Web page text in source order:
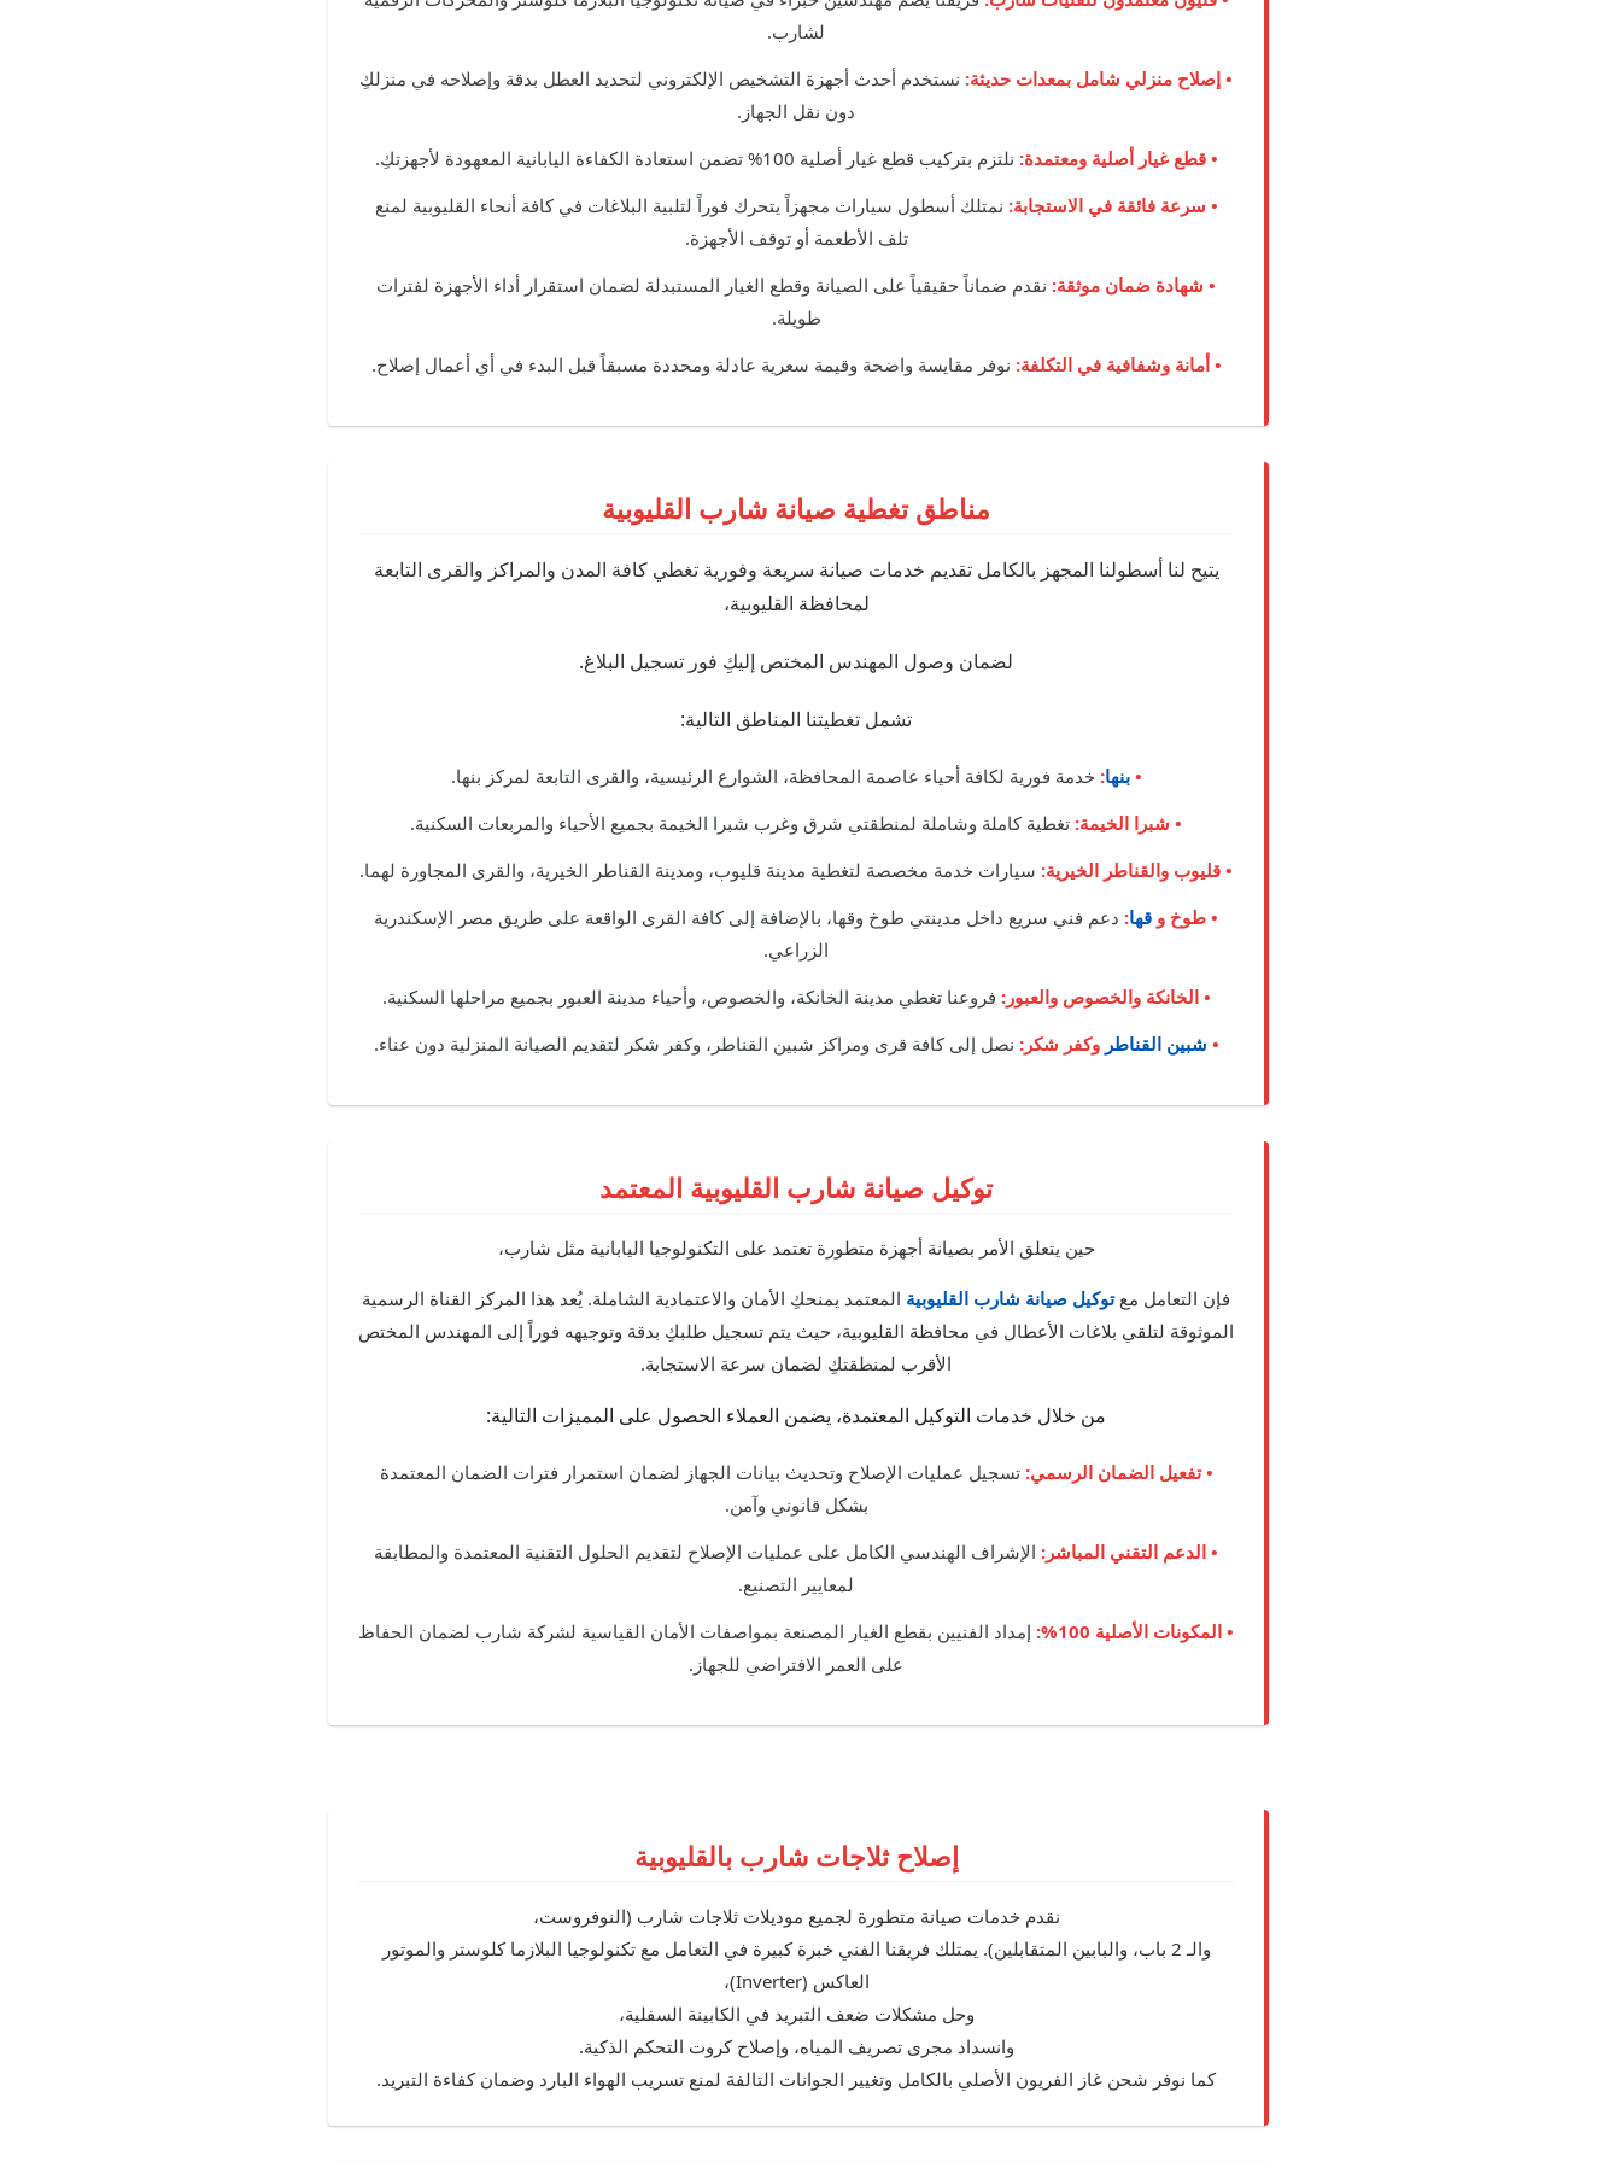
لشارب.
• إصلاح منزلي شامل بمعدات حديثة: نستخدم أحدث أجهزة التشخيص الإلكتروني لتحديد العطل بدقة وإصلاحه في منزلكِ
دون نقل الجهاز.
• قطع غيار أصلية ومعتمدة: نلتزم بتركيب قطع غيار أصلية 100% تضمن استعادة الكفاءة اليابانية المعهودة لأجهزتكِ.
• سرعة فائقة في الاستجابة: نمتلك أسطول سيارات مجهزاً يتحرك فوراً لتلبية البلاغات في كافة أنحاء القليوبية لمنع
تلف الأطعمة أو توقف الأجهزة.
• شهادة ضمان موثقة: نقدم ضماناً حقيقياً على الصيانة وقطع الغيار المستبدلة لضمان استقرار أداء الأجهزة لفترات
طويلة.
• أمانة وشفافية في التكلفة: نوفر مقايسة واضحة وقيمة سعرية عادلة ومحددة مسبقاً قبل البدء في أي أعمال إصلاح.
مناطق تغطية صيانة شارب القليوبية
يتيح لنا أسطولنا المجهز بالكامل تقديم خدمات صيانة سريعة وفورية تغطي كافة المدن والمراكز والقرى التابعة
لمحافظة القليوبية،
لضمان وصول المهندس المختص إليكِ فور تسجيل البلاغ.
تشمل تغطيتنا المناطق التالية:
•بنها: خدمة فورية لكافة أحياء عاصمة المحافظة، الشوارع الرئيسية، والقرى التابعة لمركز بنها.
• شبرا الخيمة: تغطية كاملة وشاملة لمنطقتي شرق وغرب شبرا الخيمة بجميع الأحياء والمربعات السكنية.
• قليوب والقناطر الخيرية: سيارات خدمة مخصصة لتغطية مدينة قليوب، ومدينة القناطر الخيرية، والقرى المجاورة لهما.
• طوخ و قها: دعم فني سريع داخل مدينتي طوخ وقها، بالإضافة إلى كافة القرى الواقعة على طريق مصر الإسكندرية
الزراعي.
• الخانكة والخصوص والعبور: فروعنا تغطي مدينة الخانكة، والخصوص، وأحياء مدينة العبور بجميع مراحلها السكنية.
• شبين القناطر وكفر شكر: نصل إلى كافة قرى ومراكز شبين القناطر، وكفر شكر لتقديم الصيانة المنزلية دون عناء.
توكيل صيانة شارب القليوبية المعتمد
حين يتعلق الأمر بصيانة أجهزة متطورة تعتمد على التكنولوجيا اليابانية مثل شارب،
فإن التعامل معتوكيل صيانة شارب القليوبية المعتمد يمنحكِ الأمان والاعتمادية الشاملة. يُعد هذا المركز القناة الرسمية
الموثوقة لتلقي بلاغات الأعطال في محافظة القليوبية، حيث يتم تسجيل طلبكِ بدقة وتوجيهه فوراً إلى المهندس المختص
الأقرب لمنطقتكِ لضمان سرعة الاستجابة.
من خلال خدمات التوكيل المعتمدة، يضمن العملاء الحصول على المميزات التالية:
• تفعيل الضمان الرسمي: تسجيل عمليات الإصلاح وتحديث بيانات الجهاز لضمان استمرار فترات الضمان المعتمدة
بشكل قانوني وآمن.
• الدعم التقني المباشر: الإشراف الهندسي الكامل على عمليات الإصلاح لتقديم الحلول التقنية المعتمدة والمطابقة
لمعايير التصنيع.
• المكونات الأصلية 100%:
إمداد الفنيين بقطع الغيار المصنعة بمواصفات الأمان القياسية لشركة شارب لضمان الحفاظ
على العمر الافتراضي للجهاز.
إصلاح ثلاجات شارب بالقليوبية
نقدم خدمات صيانة متطورة لجميع موديلات ثلاجات شارب (النوفروست،
والـ 2 باب، والبابين المتقابلين). يمتلك فريقنا الفني خبرة كبيرة في التعامل مع تكنولوجيا البلازما كلوستر والموتور
العاكس (Inverter)،
وحل مشكلات ضعف التبريد في الكابينة السفلية،
وانسداد مجرى تصريف المياه، وإصلاح كروت التحكم الذكية.
كما نوفر شحن غاز الفريون الأصلي بالكامل وتغيير الجوانات التالفة لمنع تسريب الهواء البارد وضمان كفاءة التبريد.